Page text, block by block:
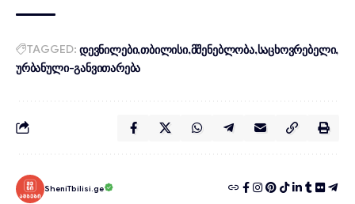
TAGGED: დევნილები თბილისი მშენებლობა საცხოვრებელი
ურბანული-განვითარება
SheniTbilisi.ge